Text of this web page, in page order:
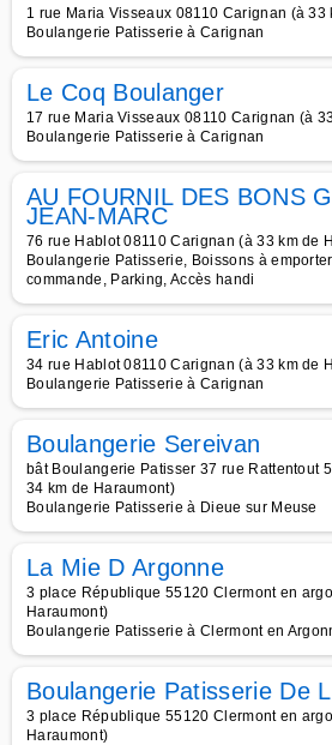
1 rue Maria Visseaux 08110 Carignan (à 33
Boulangerie Patisserie à Carignan
Le Coq Boulanger
17 rue Maria Visseaux 08110 Carignan (à
Boulangerie Patisserie à Carignan
AU FOURNIL DES BONS
JEAN-MARC
76 rue Hablot 08110 Carignan (à 33 km de
Boulangerie Patisserie, Boissons à
commande, Parking, Accès handi
Eric Antoine
34 rue Hablot 08110 Carignan (à 33 km de
Boulangerie Patisserie à Carignan
Boulangerie Sereivan
bât Boulangerie Patisser 37 rue Rattentout
34 km de Haraumont)
Boulangerie Patisserie à Dieue sur Meuse
La Mie D Argonne
3 place République 55120 Clermont en
Haraumont)
Boulangerie Patisserie à Clermont en
Boulangerie Patisserie De
3 place République 55120 Clermont en
Haraumont)